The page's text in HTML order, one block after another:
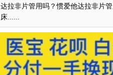
达拉非片管用吗？惯爱他达拉非片
床......